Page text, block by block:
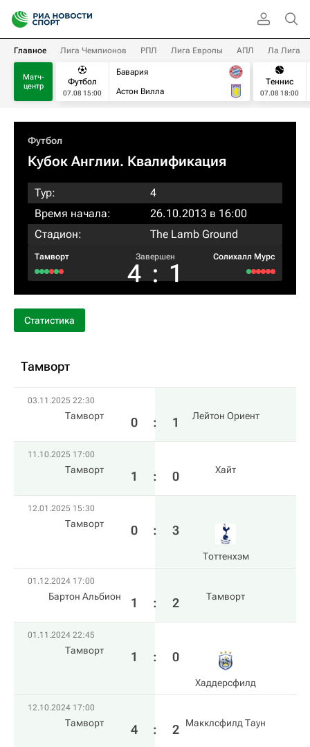
Главное Лига Чемпионов РПЛ Лига Европы АПЛ Ла Лига
Матч-
центр
Футбол
07.08 15:00
Бавария
Астон Вилла
Теннис
07.08 18:00
Футбол
Кубок Англии. Квалификация
Тур:
4
Время начала:
26.10.2013 в 16:00
Стадион:
The Lamb Ground
Тамворт Завершен
4 : 1
Солихалл Мурс
Статистика
Тамворт
03.11.2025 22:30
Тамворт 0 : 1 Лейтон Ориент
11.10.2025 17:00
Тамворт 1 : 0 Хайт
12.01.2025 15:30
Тамворт 0 : 3
Тоттенхэм
01.12.2024 17:00
Бартон Альбион 1 : 2 Тамворт
01.11.2024 22:45
Тамворт 1 : 0
Хаддерсфилд
12.10.2024 17:00
Тамворт 4 : 2 Макклсфилд Таун